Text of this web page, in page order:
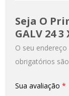
Seja O
GALV 24 3
O seu
obrigatórios
Sua avaliação *